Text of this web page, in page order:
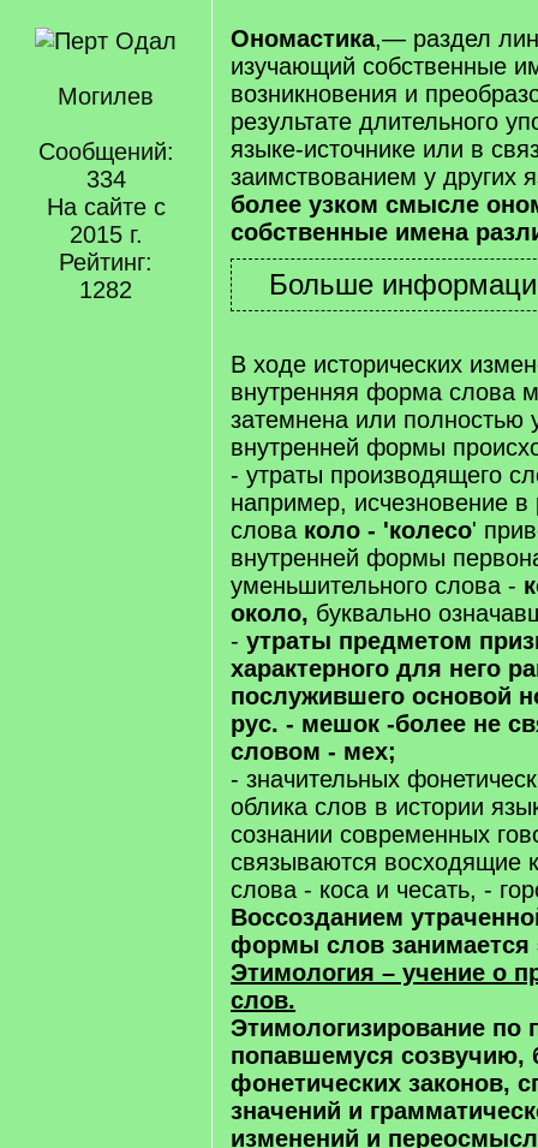
Могилев
Сообщений:
334
На сайте с
2015 г.
Рейтинг:
1282
Ономастика,— раздел
изучающий собственные
возникновения и
результате длительного
языке-источнике или в
заимствованием у других
более узком смысле
собственные имена
В ходе исторических
внутренняя форма слова
затемнена или полностью
внутренней формы
- утраты производящего
например, исчезновение в
слова коло - 'колесо'
внутренней формы
уменьшительного слова -
около, буквально
- утраты предметом
характерного для него
послужившего основой
рус. - мешок -более не
словом - мех;
- значительных
облика слов в истории
сознании современных
связываются восходящие
слова - коса и чесать, -
Воссозданием
формы слов занимается
Этимология – учение о
слов.
Этимологизирование по
попавшемуся созвучию,
фонетических законов,
значений и
изменений и